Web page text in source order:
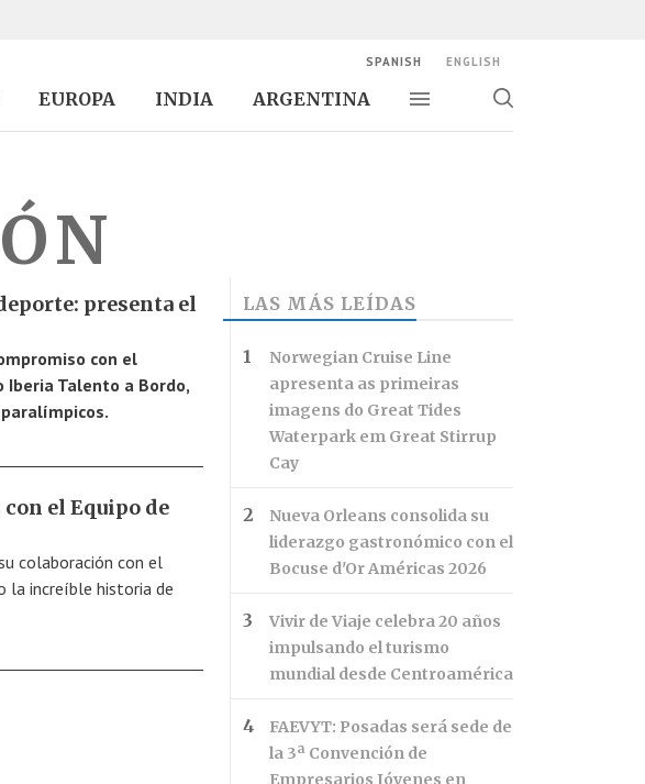
EUROPA INDIA ARGENTINA
Alternar navegación
Alternar
SPANISH ENGLISH
presenta el
con el
Talento a Bordo,
el Equipo de
colaboración con el
la increíble historia de
LAS MÁS LEÍDAS
Norwegian Cruise Line
apresenta as primeiras
imagens do Great Tides
Waterpark em Great Stirrup
Cay
Nueva Orleans consolida su
liderazgo gastronómico con el
Bocuse d'Or Américas 2026
Vivir de Viaje celebra 20 años
impulsando el turismo
mundial desde Centroamérica
FAEVYT: Posadas será sede de
la 3ª Convención de
Empresarios Jóvenes en